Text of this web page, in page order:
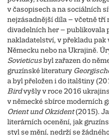
v časopisech a na sociálních
nejzásadnější díla – včetně tří
divadelních her – publikovala
nakladatelství, v překladu pak
Německu nebo na Ukrajině.
Sovieticusbyl zařazen do
gruzínské literatury
a byl přeložen i do italštiny
Birdvyšly v roce 2016
v německé sbírce moderních
Orient und Okzident(2015).
literárních ocenění, jak
styl se mění, nedrží se